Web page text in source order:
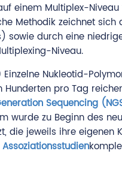
einem Multiplex-
Methodik zeichnet
durch eine
Niveau.
Nukleotid-
pro Tag
Sequencing
wurde zu Beginn des
jeweils ihre eigenen